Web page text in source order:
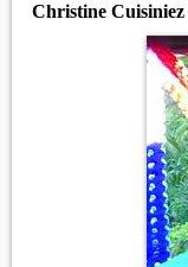
Christine Cuisiniez